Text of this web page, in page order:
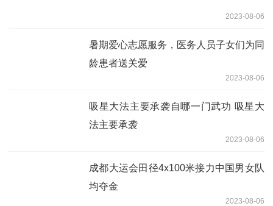
2023-08-06
暑期爱心志愿服务，医务人员子女们为同
龄患者送关爱
2023-08-06
吸星大法主要承袭自哪一门武功 吸星大
法主要承袭
2023-08-06
成都大运会田径4x100米接力中国男女队
均夺金
2023-08-06